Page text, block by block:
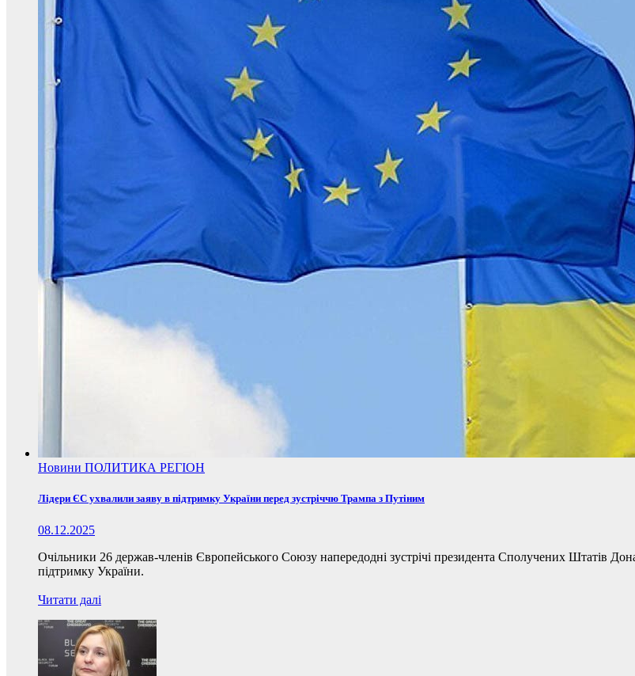
Новини ПОЛИТИКА РЕГІОН
Лідери ЄС ухвалили заяву в підтримку України перед зустріччю Трампа з Путіним
08.12.2025
Очільники 26 держав-членів Європейського Союзу напередодні зустрічі президента Сполучених Штатів
підтримку України.
Читати далі